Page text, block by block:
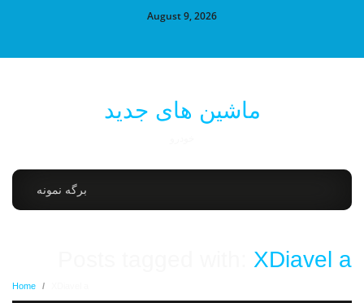
August 9, 2026
ماشین های جدید
برگه نمونه
Posts tagged with:XDiavel a
Home